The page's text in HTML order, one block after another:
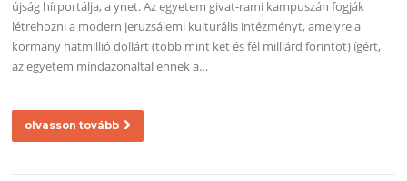
újság hírportálja, a ynet. Az egyetem givat-rami kampuszán fogják
létrehozni a modern jeruzsálemi kulturális intézményt, amelyre a
kormány hatmillió dollárt (több mint két és fél milliárd forintot) ígért,
az egyetem mindazonáltal ennek a…
olvasson tovább